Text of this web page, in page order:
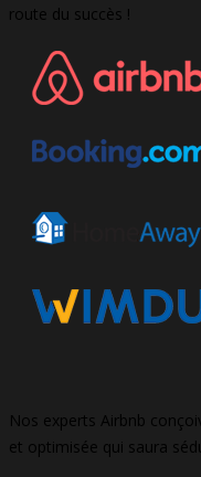
route du succès !
Nos experts Airbnb
et optimisée qui saura